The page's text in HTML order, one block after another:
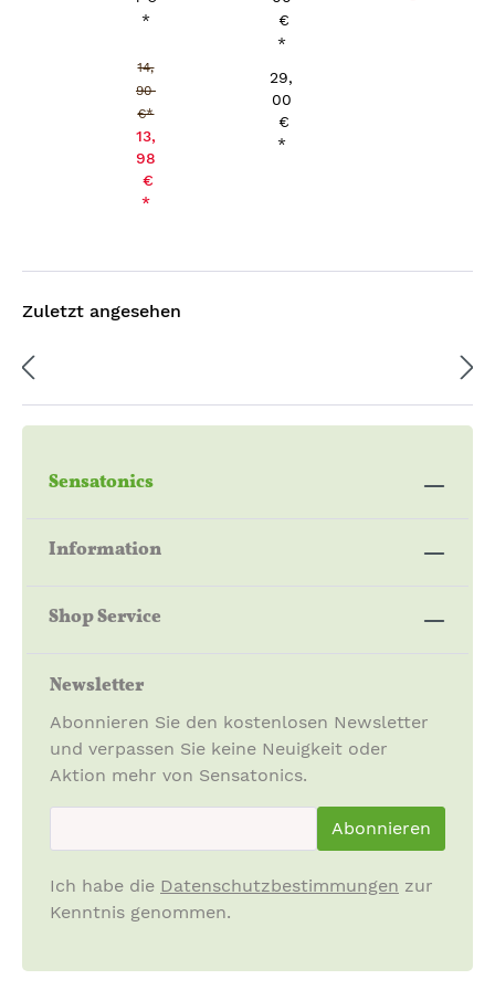
*
14,
90
€*
13,
98
€
*
€
*
29,
00
€
*
Zuletzt angesehen
Sensatonics
Information
Shop Service
Newsletter
Abonnieren Sie den kostenlosen Newsletter
und verpassen Sie keine Neuigkeit oder
Aktion mehr von Sensatonics.
Abonnieren
Ich habe die Datenschutzbestimmungen zur
Kenntnis genommen.